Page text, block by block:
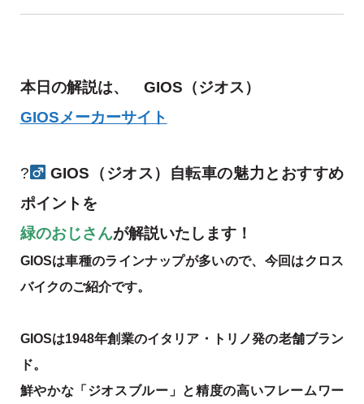
本日の解説は、 GIOS（ジオス）
GIOSメーカーサイト
?‍
GIOS（ジオス）自転車の魅力とおすすめ
ポイントを
緑のおじさんが解説いたします！
GIOSは車種のラインナップが多いので、今回はクロス
バイクのご紹介です。
GIOSは1948年創業のイタリア・トリノ発の老舗ブラン
ド。
鮮やかな「ジオスブルー」と精度の高いフレームワー